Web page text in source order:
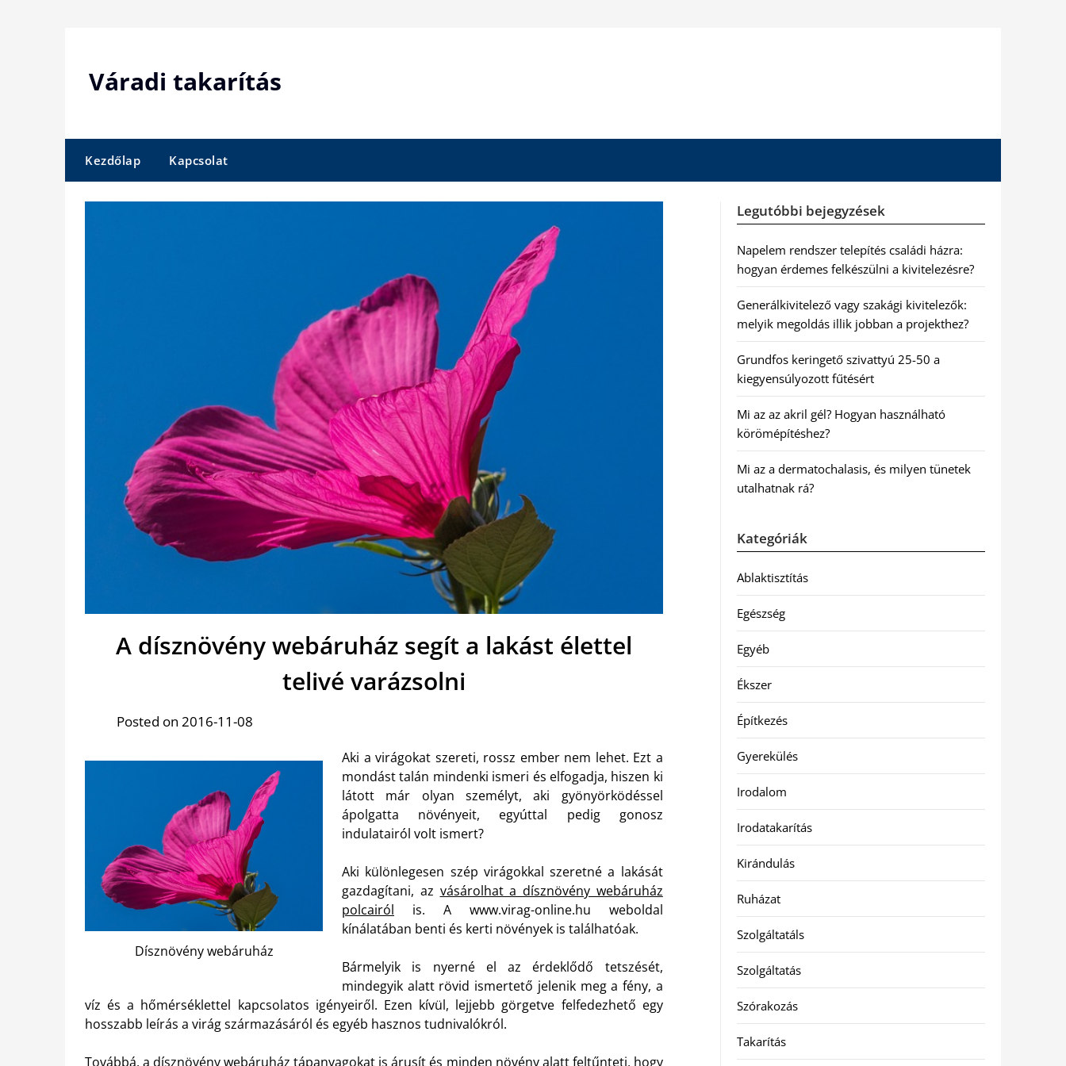
Váradi takarítás
Kezdőlap Kapcsolat
A dísznövény webáruház segít a lakást élettel
telivé varázsolni
Posted on 2016-11-08
Dísznövény webáruház
Aki a virágokat szereti, rossz ember nem lehet. Ezt a
mondást talán mindenki ismeri és elfogadja, hiszen ki
látott már olyan személyt, aki gyönyörködéssel
ápolgatta növényeit, egyúttal pedig gonosz
indulatairól volt ismert?
Aki különlegesen szép virágokkal szeretné a lakását
gazdagítani, az vásárolhat a dísznövény webáruház
polcairól is. A www.virag-online.hu weboldal
kínálatában benti és kerti növények is találhatóak.
Bármelyik is nyerné el az érdeklődő tetszését,
mindegyik alatt rövid ismertető jelenik meg a fény, a
víz és a hőmérséklettel kapcsolatos igényeiről. Ezen kívül, lejjebb görgetve felfedezhető egy
hosszabb leírás a virág származásáról és egyéb hasznos tudnivalókról.
Továbbá, a dísznövény webáruház tápanyagokat is árusít és minden növény alatt feltűnteti, hogy
Legutóbbi bejegyzések
Napelem rendszer telepítés családi házra:
hogyan érdemes felkészülni a kivitelezésre?
Generálkivitelező vagy szakági kivitelezők:
melyik megoldás illik jobban a projekthez?
Grundfos keringető szivattyú 25-50 a
kiegyensúlyozott fűtésért
Mi az az akril gél? Hogyan használható
körömépítéshez?
Mi az a dermatochalasis, és milyen tünetek
utalhatnak rá?
Kategóriák
Ablaktisztítás
Egészség
Egyéb
Ékszer
Építkezés
Gyerekülés
Irodalom
Irodatakarítás
Kirándulás
Ruházat
Szolgáltatáls
Szolgáltatás
Szórakozás
Takarítás